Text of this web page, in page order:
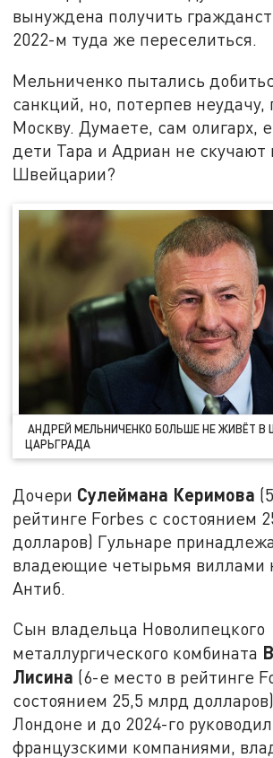
вынуждена получить
2022-м туда же переселиться.
Мельниченко пытались
санкций, но, потерпев неудачу,
Москву. Думаете, сам олигарх,
дети Тара и Адриан не скучают
Швейцарии?
АНДРЕЙ МЕЛЬНИЧЕНКО БОЛЬШЕ НЕ ЖИВЁТ В
ЦАРЬГРАДА
Дочери Сулеймана Керимова
рейтинге Forbes с состоянием
долларов) Гульнаре
владеющие четырьмя виллами
Антиб.
Сын владельца Новолипецкого
металлургического комбината
Лисина (6-е место в рейтинге
состоянием 25,5 млрд
Лондоне и до 2024-го
французскими компаниями,